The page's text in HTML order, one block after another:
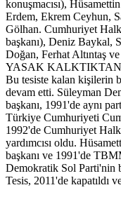
konuşmacısı),
Erdem, Ekrem Ceyhun,
Gölhan. Cumhuriyet
başkanı), Deniz Baykal,
Doğan, Ferhat Altıntaş
YASAK
Bu tesiste kalan kişilerin
devam etti. Süleyman
başkanı, 1991'de aynı
Türkiye Cumhuriyeti
1992'de Cumhuriyet
yardımcısı oldu.
başkanı ve 1991'de
Demokratik Sol Parti'nin
Tesis, 2011'de kapatıldı